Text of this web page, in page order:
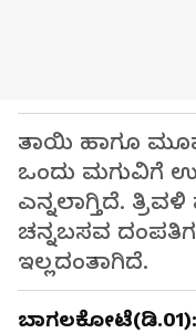
ತಾಯಿ ಹಾಗೂ
ಒಂದು ಮಗುವಿಗೆ
ಎನ್ನಲಾಗ್ತಿದೆ.
ಚನ್ನಬಸವ
ಇಲ್ಲದಂತಾಗಿದೆ.
ಬಾಗಲಕೋಟೆ(ಡಿ.01):